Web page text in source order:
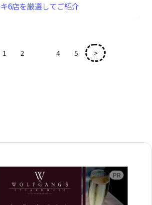
6店を厳選してご紹介
1 2 4 5 >